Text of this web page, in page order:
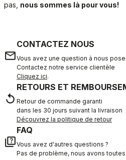
pas, nous sommes là pour vous!
email
CONTACTEZ NOUS
Vous avez une question à nous
Contactez notre service clientèle
Cliquez ici.
replay
RETOURS ET
Retour de commande garanti
dans les 30 jours suivant la livraison
Découvrez la politique de retour
quiz
FAQ
Vous avez d'autres questions ?
Pas de problème, nous avons